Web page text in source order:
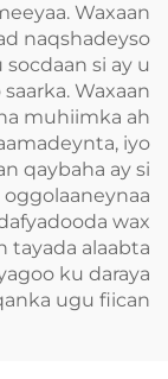
Waxaan
naqshadeyso
si ay u
Waxaan
muhiimka ah
iyo
qaybaha ay si
wax
tayada alaabta
ku daraya
ugu fiican.